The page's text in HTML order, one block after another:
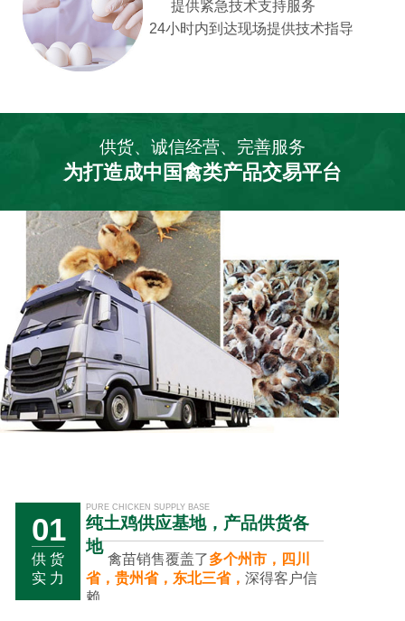
提供紧急技术支持服务
24小时内到达现场提供技术指导
供货、诚信经营、完善服务
为打造成中国禽类产品交易平台
01
供 货
实 力
PURE CHICKEN SUPPLY BASE
纯土鸡供应基地，产品供货各
地
禽苗销售覆盖了多个州市，四川
省，贵州省，东北三省，深得客户信
赖。